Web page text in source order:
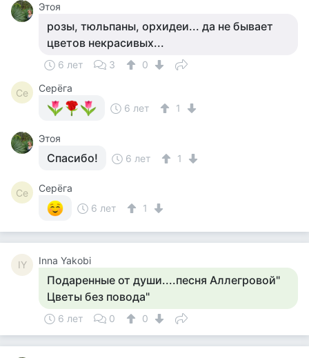
Этоя
розы, тюльпаны, орхидеи... да не бывает
цветов некрасивых...
6 лет 3 0
Се
Серёга
6 лет
1
Этоя
Спасибо! 6 лет 1
Се
Серёга
6 лет
1
IY Inna Yakobi
Подаренные от души....песня Аллегровой"
Цветы без повода"
6 лет 0 0